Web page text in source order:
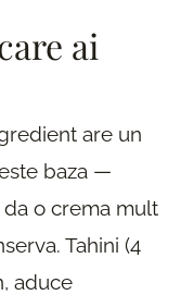
ai
are un
baza —
o crema mult
Tahini (4
aduce